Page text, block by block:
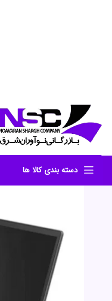
دسته بندی کالا ها